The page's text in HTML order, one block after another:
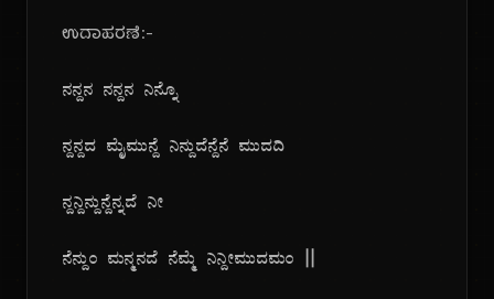
ಉದಾಹರಣೆ:-
ನನ್ದನ ನನ್ದನ ನಿನ್ನೊ
ನ್ದನ್ದದ ಮೈಮುನ್ದೆ ನಿನ್ದುದೆನ್ದೆನೆ ಮುದದಿ
ನ್ದನ್ದಿನ್ದುನ್ದೆನ್ನದೆ ನೀ
ನೆನ್ದುಂ ಮನ್ಮನದೆ ನೆಮ್ಮೆ ನಿನ್ದೀಮುದಮಂ ||